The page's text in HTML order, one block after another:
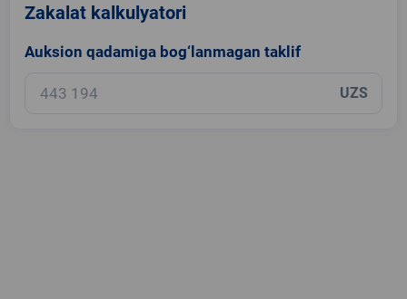
Zakalat kalkulyatori
Auksion qadamiga bog‘lanmagan taklif
UZS